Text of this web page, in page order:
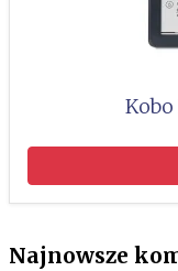
Najnowsze